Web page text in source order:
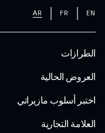
الطرازات
العروض الحالية
اختبر أسلوب مازیراتي
العلامة التجارية
EN
FR
AR